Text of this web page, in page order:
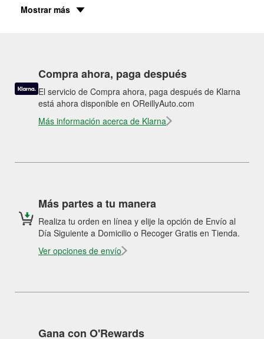
Mostrar más
Compra ahora, paga después
El servicio de Compra ahora, paga después de Klarna
está ahora disponible en OReillyAuto.com
Más información acerca de Klarna
Más partes a tu manera
Realiza tu orden en línea y elije la opción de Envío al
Día Siguiente a Domicilio o Recoger Gratis en Tienda.
Ver opciones de envío
Gana con O'Rewards